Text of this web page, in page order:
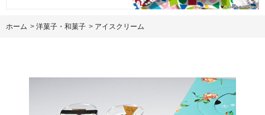
ホーム > 洋菓子・和菓子 > アイスクリーム